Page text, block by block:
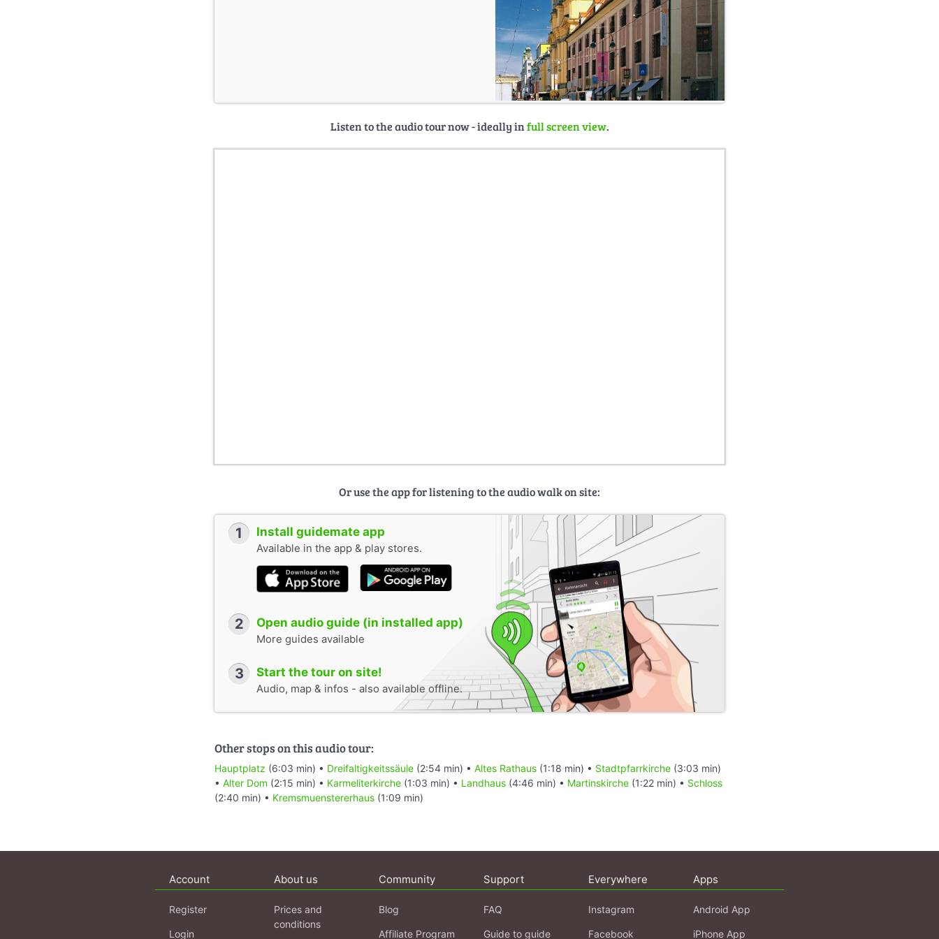
Listen to the audio tour now - ideally infull screen view.
Or use the app for listening to the audio walk on site:
1 Install guidemate app
Available in the app & play stores.
2 Open audio guide (in installed app)
More guides available
3 Start the tour on site!
Audio, map & infos - also available offline.
Other stops on this audio tour:
Hauptplatz (6:03 min) • Dreifaltigkeitssäule (2:54 min) • Altes Rathaus (1:18 min) • Stadtpfarrkirche (3:03 min)
• Alter Dom (2:15 min) • Karmeliterkirche (1:03 min) • Landhaus (4:46 min) • Martinskirche (1:22 min) • Schloss
(2:40 min) • Kremsmuenstererhaus (1:09 min)
Account
Register
Login
About us
Prices and
conditions
Community
Blog
Affiliate Program
Support
FAQ
Guide to guide
Everywhere
Instagram
Facebook
Apps
Android App
iPhone App